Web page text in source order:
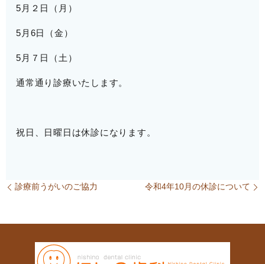
5月２日（月）
5月6日（金）
5月７日（土）
通常通り診療いたします。
祝日、日曜日は休診になります。
診療前うがいのご協力 令和4年10月の休診について